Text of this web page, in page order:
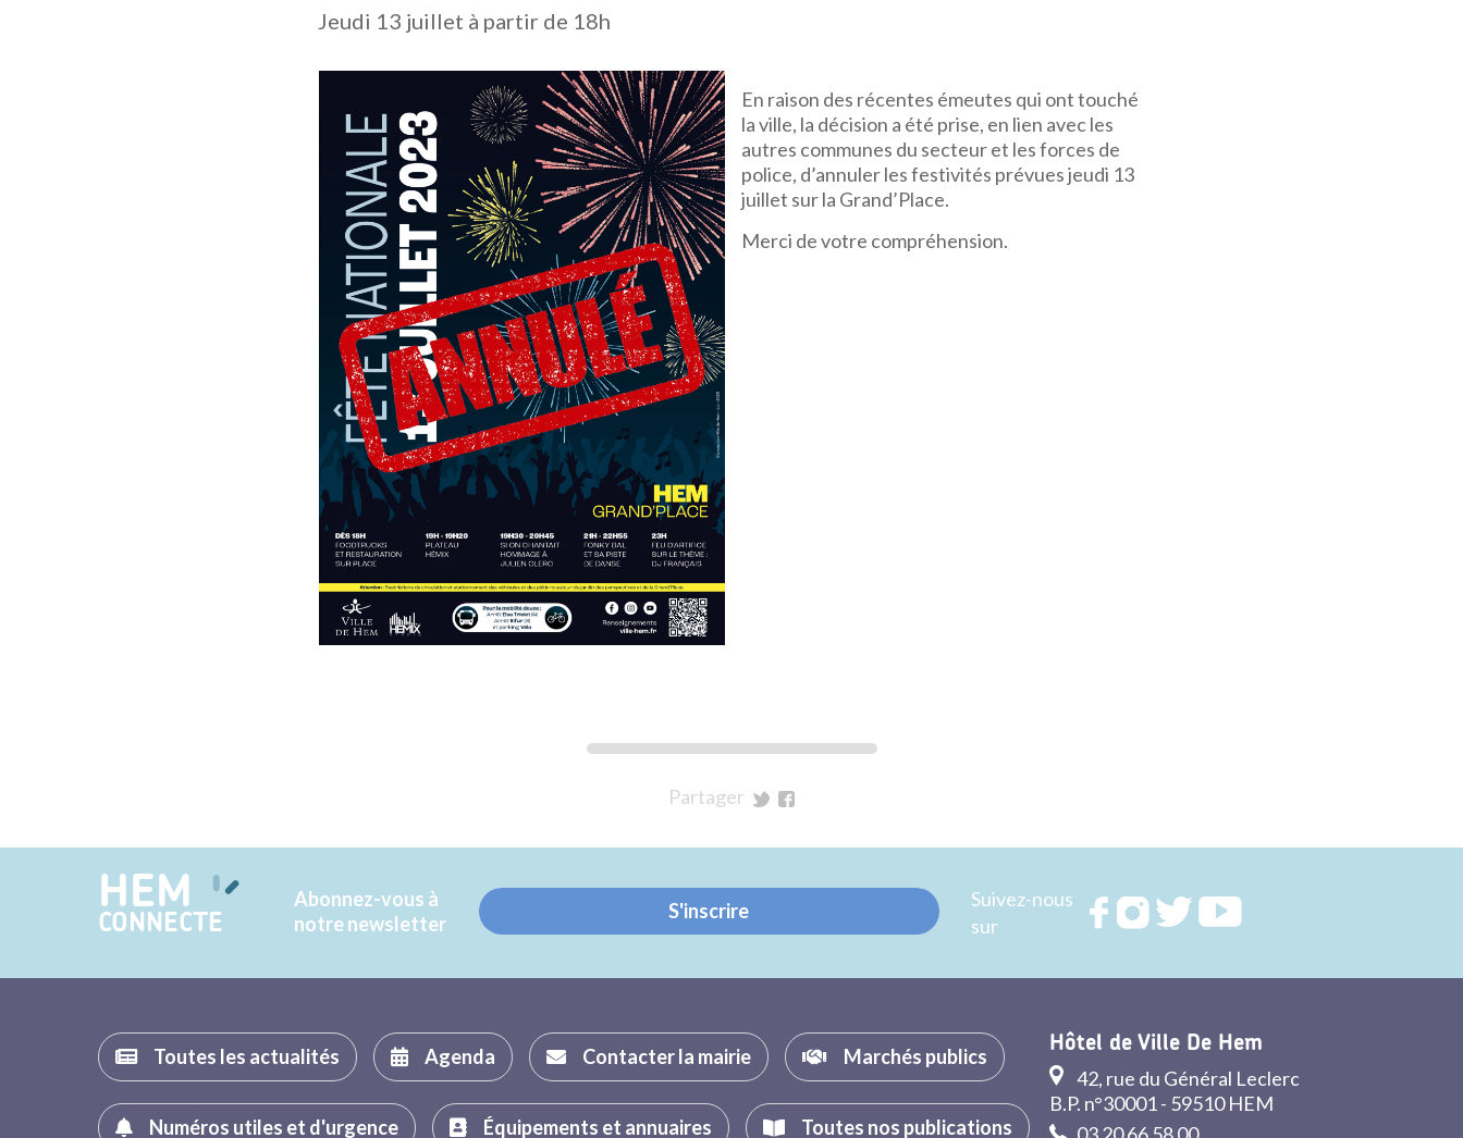
Jeudi 13 juillet à partir de 18h
En raison des récentes émeutes qui ont touché
la ville, la décision a été prise, en lien avec les
autres communes du secteur et les forces de
police, d’annuler les festivités prévues jeudi 13
juillet sur la Grand’Place.
Merci de votre compréhension.
Partager
Twitter
Facebook
HEM
CONNECTE
Abonnez-vous à
notre newsletter
S'inscrire
Suivez-nous
sur
RejoignezRejoignezRejoignez
Toutes les actualités Agenda Contacter la mairie Marchés publics
Numéros utiles et d'urgence Équipements et annuaires Toutes nos publications
Hôtel de Ville De Hem
42, rue du Général Leclerc
B.P. n°30001 - 59510 HEM